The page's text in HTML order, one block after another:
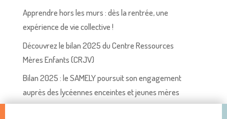
Apprendre hors les murs : dès la rentrée, une
expérience de vie collective !
Découvrez le bilan 2025 du Centre Ressources
Mères Enfants (CRJV)
Bilan 2025 : le SAMELY poursuit son engagement
auprès des lycéennes enceintes et jeunes mères